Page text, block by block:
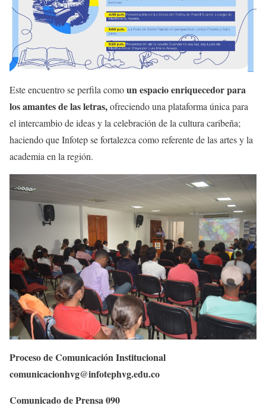
Este encuentro se perfila comoun espacio enriquecedor para
los amantes de las letras,ofreciendo una plataforma única para
el intercambio de ideas y la celebración de la cultura caribeña;
haciendo que Infotep se fortalezca como referente de las artes y la
academia en la región.
Proceso de Comunicación Institucional
comunicacionhvg@infotephvg.edu.co
Comunicado de Prensa 090